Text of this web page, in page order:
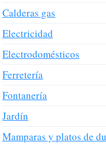
Calderas gas
Electricidad
Electrodomésticos
Ferretería
Fontanería
Jardín
Mamparas y platos de